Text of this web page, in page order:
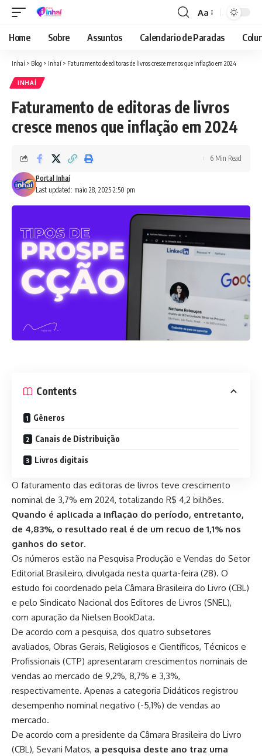
Font
Resizer
Aa
Home Sobre Assuntos Calendario de Paradas
Inhaí > Blog > Inhaí > Faturamento de editoras de livros cresce menos que inflação em 2024
INHAÍ
Faturamento de editoras de livros
cresce menos que inflação em 2024
Last updated: maio 28, 2025 2:50 pm
Portal Inhaí
6 Min Read
Contents
Gêneros
Canais de Distribuição
Livros digitais
O faturamento das editoras de livros teve crescimento
nominal de 3,7% em 2024, totalizando R$ 4,2 bilhões.
Quando é aplicada a inflação do período, entretanto,
de 4,83%, o resultado real é de um recuo de 1,1% nos
ganhos do setor.
Os números estão na Pesquisa Produção e Vendas do Setor
Editorial Brasileiro, divulgada nesta quarta-feira (28). O
estudo foi coordenado pela Câmara Brasileira do Livro (CBL)
e pelo Sindicato Nacional dos Editores de Livros (SNEL),
com apuração da Nielsen BookData.
De acordo com a pesquisa, dos quatro subsetores
avaliados, Obras Gerais, Religiosos e Científicos, Técnicos e
Profissionais (CTP) apresentaram crescimentos nominais de
vendas ao mercado de 9,2%, 8,7% e 3,3%,
respectivamente. Apenas a categoria Didáticos registrou
desempenho nominal negativo (-5,1%) de vendas ao
mercado.
De acordo com a presidente da Câmara Brasileira do Livro
(CBL), Sevani Matos, a pesquisa deste ano traz uma